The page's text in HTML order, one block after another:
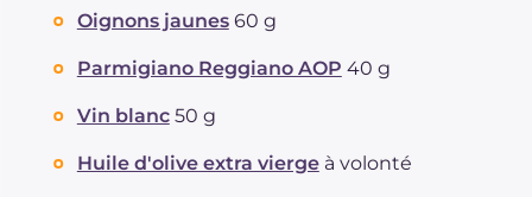
Oignons jaunes 60 g
Parmigiano Reggiano AOP 40 g
Vin blanc 50 g
Huile d'olive extra vierge à volonté